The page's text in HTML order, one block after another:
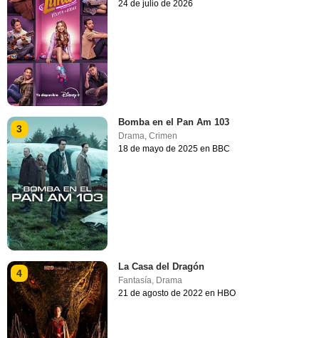
24 de julio de 2026
3
Bomba en el Pan Am 103
Drama ,Crimen
18 de mayo de 2025 en BBC
4
La Casa del Dragón
Fantasía, Drama
21 de agosto de 2022 en HBO